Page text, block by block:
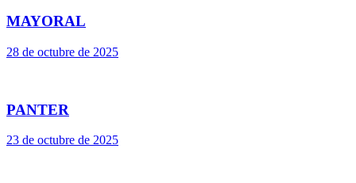
MAYORAL
28 de octubre de 2025
PANTER
23 de octubre de 2025